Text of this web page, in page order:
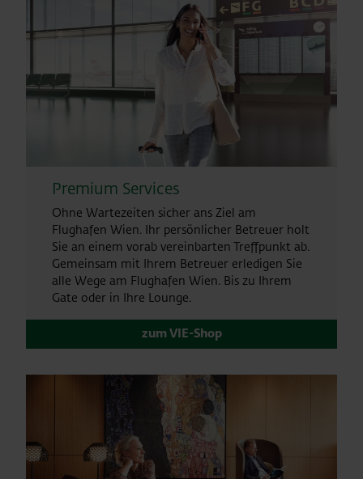
Premium Services
Ohne Wartezeiten sicher ans Ziel am
Flughafen Wien. Ihr persönlicher Betreuer holt
Sie an einem vorab vereinbarten Treffpunkt ab.
Gemeinsam mit Ihrem Betreuer erledigen Sie
alle Wege am Flughafen Wien. Bis zu Ihrem
Gate oder in Ihre Lounge.
zum VIE-Shop